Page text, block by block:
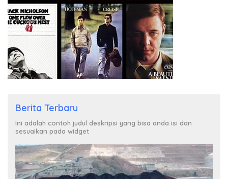
Berita Terbaru
Ini adalah contoh judul deskripsi yang bisa anda isi dan
sesuaikan pada widget